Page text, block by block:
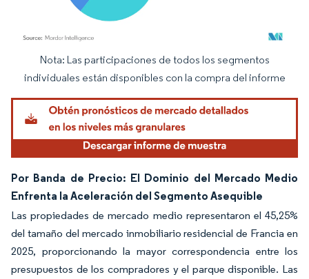
Imagen © Mordor Intelligence. El uso requiere atribución según CC BY 4.0.
Nota: Las participaciones de todos los segmentos
individuales están disponibles con la compra del informe
Por Banda de Precio: El Dominio del Mercado Medio
Enfrenta la Aceleración del Segmento Asequible
Las propiedades de mercado medio representaron el 45,25%
del tamaño del mercado inmobiliario residencial de Francia en
2025, proporcionando la mayor correspondencia entre los
presupuestos de los compradores y el parque disponible. Las